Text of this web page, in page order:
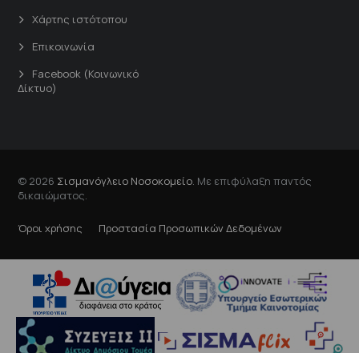
Χάρτης ιστότοπου
Επικοινωνία
Facebook (Κοινωνικό
Δίκτυο)
© 2026 Σισμανόγλειο Νοσοκομείο . Με επιφύλαξη παντός
δικαιώματος.
Όροι χρήσης Προστασία Προσωπικών Δεδομένων